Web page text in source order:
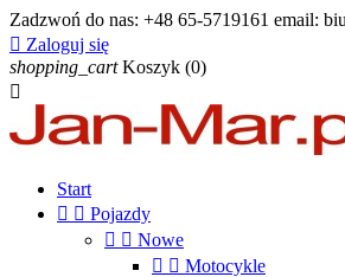
Zadzwoń do nas: +48 65-5719161 email:
 Zaloguj się
shopping_cart Koszyk (0)

Start
  Pojazdy
  Nowe
  Motocykle